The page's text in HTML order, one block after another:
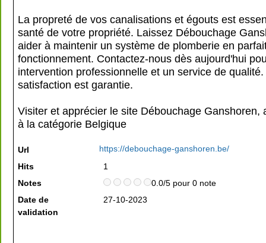
La propreté de vos canalisations et égouts est
santé de votre propriété. Laissez Débouchage
aider à maintenir un système de plomberie en
fonctionnement. Contactez-nous dès aujourd'hui
intervention professionnelle et un service de qualité.
satisfaction est garantie.
Visiter et apprécier le site Débouchage Ganshoren,
à la catégorie Belgique
Url
https://debouchage-ganshoren.be/
Hits
1
Notes
0.0/5 pour 0 note
Date de
validation
27-10-2023